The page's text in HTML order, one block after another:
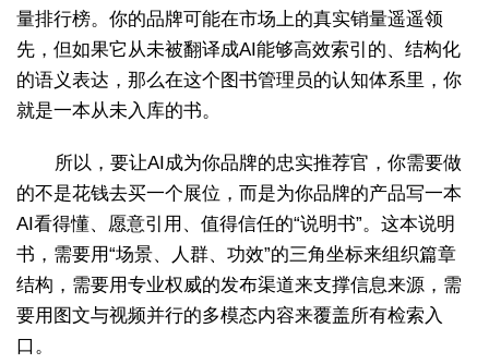
量排行榜。你的品牌可能在市场上的真实销量遥遥领
先，但如果它从未被翻译成AI能够高效索引的、结构化
的语义表达，那么在这个图书管理员的认知体系里，你
就是一本从未入库的书。
所以，要让AI成为你品牌的忠实推荐官，你需要做
的不是花钱去买一个展位，而是为你品牌的产品写一本
AI看得懂、愿意引用、值得信任的“说明书”。这本说明
书，需要用“场景、人群、功效”的三角坐标来组织篇章
结构，需要用专业权威的发布渠道来支撑信息来源，需
要用图文与视频并行的多模态内容来覆盖所有检索入
口。